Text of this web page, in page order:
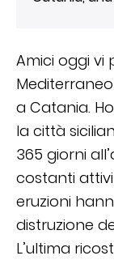
Amici oggi vi
a Catania.
la città
365 giorni
costanti
eruzioni
distruzione
L’ultima